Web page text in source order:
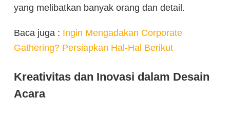
yang melibatkan banyak orang dan detail.
Baca juga : Ingin Mengadakan Corporate
Gathering? Persiapkan Hal-Hal Berikut
Kreativitas dan Inovasi dalam Desain
Acara